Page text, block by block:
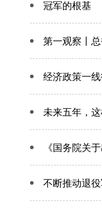
冠军的根基
第一观察丨
经济政策一
未来五年，
《国务院关
不断推动退